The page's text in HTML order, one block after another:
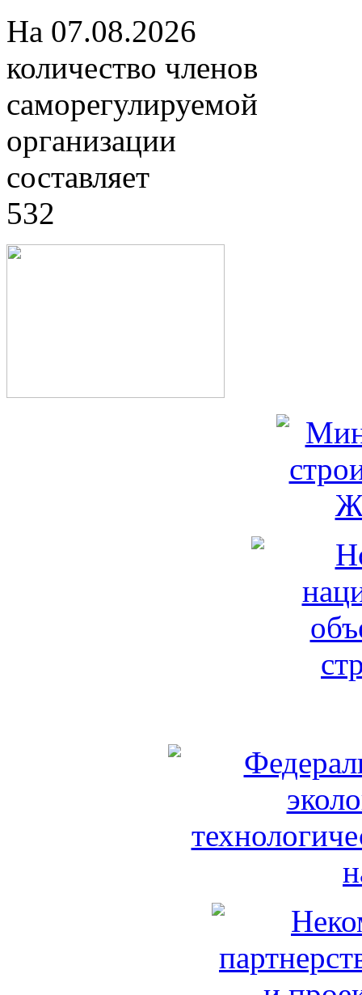
На 07.08.2026
количество членов
саморегулируемой
организации
составляет
532